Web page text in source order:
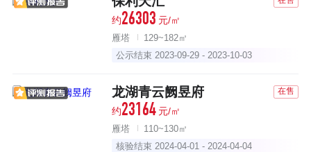
约26303 元/㎡
雁塔
129~182㎡
公示结束 2023-09-29 - 2023-10-03
龙湖青云阙昱府 在售
约23164 元/㎡
雁塔
110~130㎡
核验结束 2024-04-01 - 2024-04-04